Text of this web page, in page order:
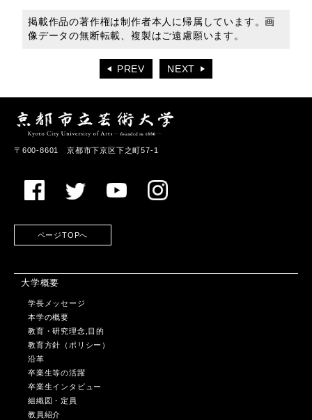
掲載作品の著作権は制作者本人に帰属しています。画
像データの無断転載、複製はご遠慮願います。
PREV NEXT
〒600-8601 京都市下京区下之町57-1
ページTOPへ
大学概要
学長メッセージ
本学の概要
教育・研究理念,目的
教育方針（ポリシー）
沿革
卒業生等の活躍
卒業生インタビュー
組織図・定員
教員紹介